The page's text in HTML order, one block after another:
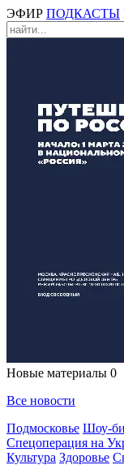
ЭФИР ПОДКАСТЫ
Новые материалы 0
Все новости
Подмосковье Шоу-
Спецоперация на
Культура Здоровье